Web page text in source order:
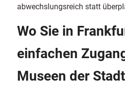
abwechslungsreich statt
Wo Sie in
einfachen
Museen der Stadt